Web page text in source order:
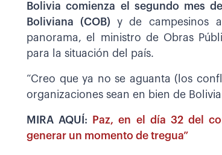
Bolivia comienza el segundo mes
Boliviana (COB) y de campesinos
panorama, el ministro de Obras
para la situación del país.
“Creo que ya no se aguanta (los
organizaciones sean en bien de
MIRA AQUÍ:
Paz, en el día 32 del
generar un momento de tregua”